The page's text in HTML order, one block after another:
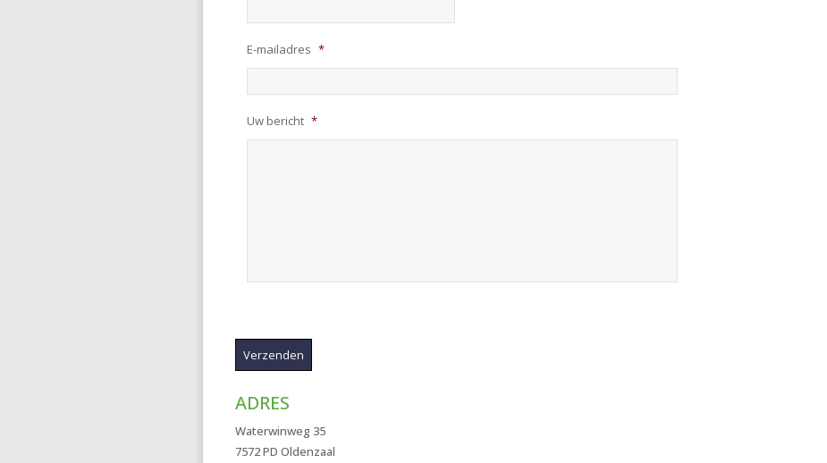
E-mailadres *
Uw bericht *
ADRES
Waterwinweg 35
7572 PD Oldenzaal